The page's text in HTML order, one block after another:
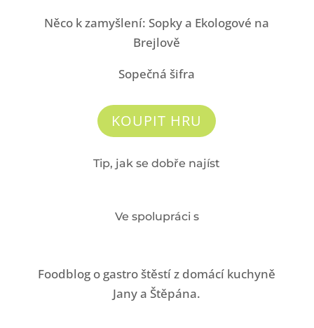
Něco k zamyšlení: Sopky a Ekologové na
Brejlově
Sopečná šifra
KOUPIT HRU
Tip, jak se dobře najíst
Ve spolupráci s
Foodblog o gastro štěstí z domácí kuchyně
Jany a Štěpána.